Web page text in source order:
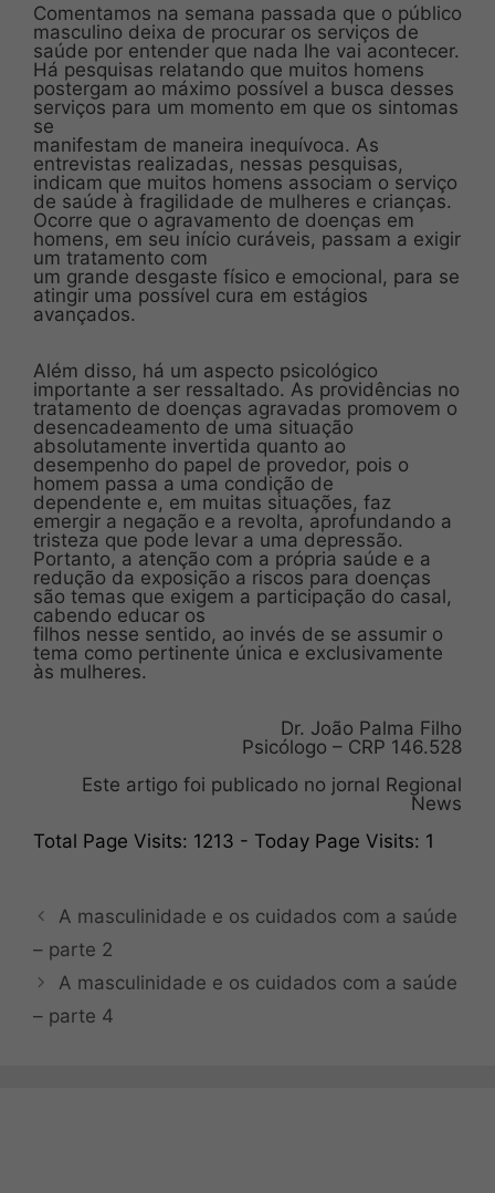
Comentamos na semana passada que o público
masculino deixa de procurar os serviços de
saúde por entender que nada lhe vai acontecer.
Há pesquisas relatando que muitos homens
postergam ao máximo possível a busca desses
serviços para um momento em que os sintomas
se
manifestam de maneira inequívoca. As
entrevistas realizadas, nessas pesquisas,
indicam que muitos homens associam o serviço
de saúde à fragilidade de mulheres e crianças.
Ocorre que o agravamento de doenças em
homens, em seu início curáveis, passam a exigir
um tratamento com
um grande desgaste físico e emocional, para se
atingir uma possível cura em estágios
avançados.
Além disso, há um aspecto psicológico
importante a ser ressaltado. As providências no
tratamento de doenças agravadas promovem o
desencadeamento de uma situação
absolutamente invertida quanto ao
desempenho do papel de provedor, pois o
homem passa a uma condição de
dependente e, em muitas situações, faz
emergir a negação e a revolta, aprofundando a
tristeza que pode levar a uma depressão.
Portanto, a atenção com a própria saúde e a
redução da exposição a riscos para doenças
são temas que exigem a participação do casal,
cabendo educar os
filhos nesse sentido, ao invés de se assumir o
tema como pertinente única e exclusivamente
às mulheres.
Dr. João Palma Filho
Psicólogo – CRP 146.528
Este artigo foi publicado no jornal Regional
News
Total Page Visits: 1213 - Today Page Visits: 1
A masculinidade e os cuidados com a saúde
– parte 2
A masculinidade e os cuidados com a saúde
– parte 4